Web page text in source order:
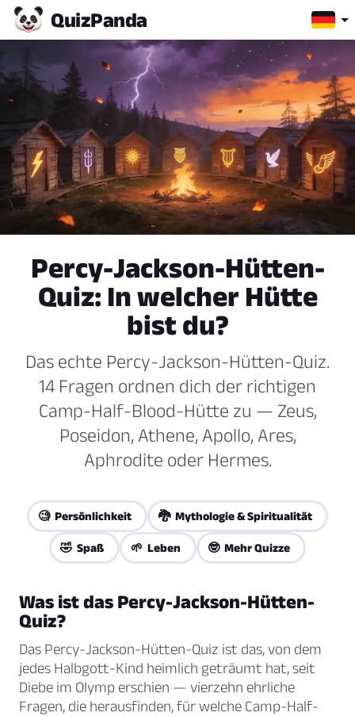
QuizPanda
Percy-Jackson-Hütten-
Quiz: In welcher Hütte
bist du?
Das echte Percy-Jackson-Hütten-Quiz.
14 Fragen ordnen dich der richtigen
Camp-Half-Blood-Hütte zu — Zeus,
Poseidon, Athene, Apollo, Ares,
Aphrodite oder Hermes.
🧐 Persönlichkeit 🐉 Mythologie & Spiritualität
🤣 Spaß 🌱 Leben 🤓 Mehr Quizze
Was ist das Percy-Jackson-Hütten-
Quiz?
Das Percy-Jackson-Hütten-Quiz ist das, von dem
jedes Halbgott-Kind heimlich geträumt hat, seit
Diebe im Olymp erschien — vierzehn ehrliche
Fragen, die herausfinden, für welche Camp-Half-